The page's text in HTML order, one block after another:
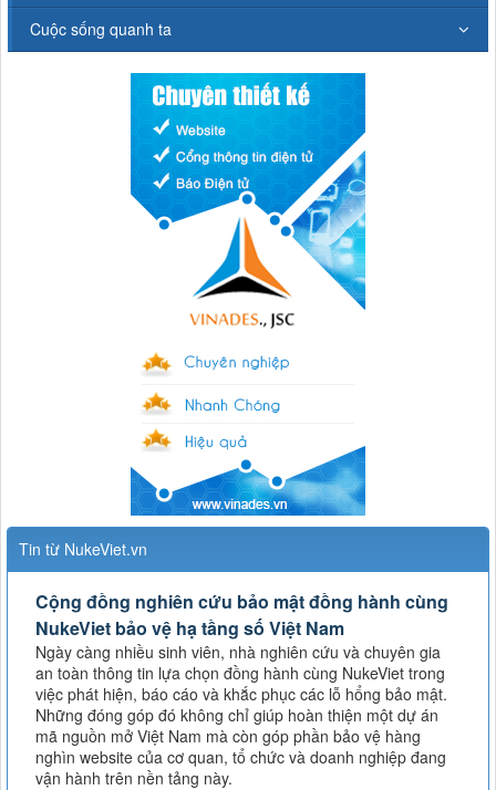
Cuộc sống quanh ta
Tin từ NukeViet.vn
Cộng đồng nghiên cứu bảo mật đồng hành cùng
NukeViet bảo vệ hạ tầng số Việt Nam
Ngày càng nhiều sinh viên, nhà nghiên cứu và chuyên gia
an toàn thông tin lựa chọn đồng hành cùng NukeViet trong
việc phát hiện, báo cáo và khắc phục các lỗ hổng bảo mật.
Những đóng góp đó không chỉ giúp hoàn thiện một dự án
mã nguồn mở Việt Nam mà còn góp phần bảo vệ hàng
nghìn website của cơ quan, tổ chức và doanh nghiệp đang
vận hành trên nền tảng này.